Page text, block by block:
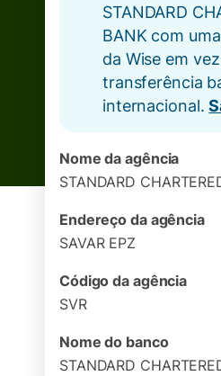
STANDARD
BANK com
da Wise em
transferência
internacional.
Nome da agência
STANDARD
Endereço da agência
SAVAR EPZ
Código da agência
SVR
Nome do banco
STANDARD